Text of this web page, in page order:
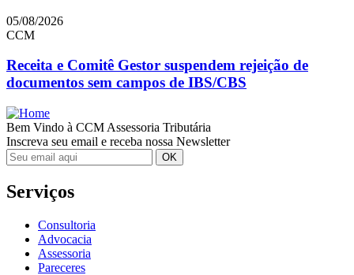
05/08/2026
CCM
Receita e Comitê Gestor suspendem rejeição de
documentos sem campos de IBS/CBS
Bem Vindo à CCM Assessoria Tributária
Inscreva seu email e receba nossa Newsletter
Serviços
Consultoria
Advocacia
Assessoria
Pareceres